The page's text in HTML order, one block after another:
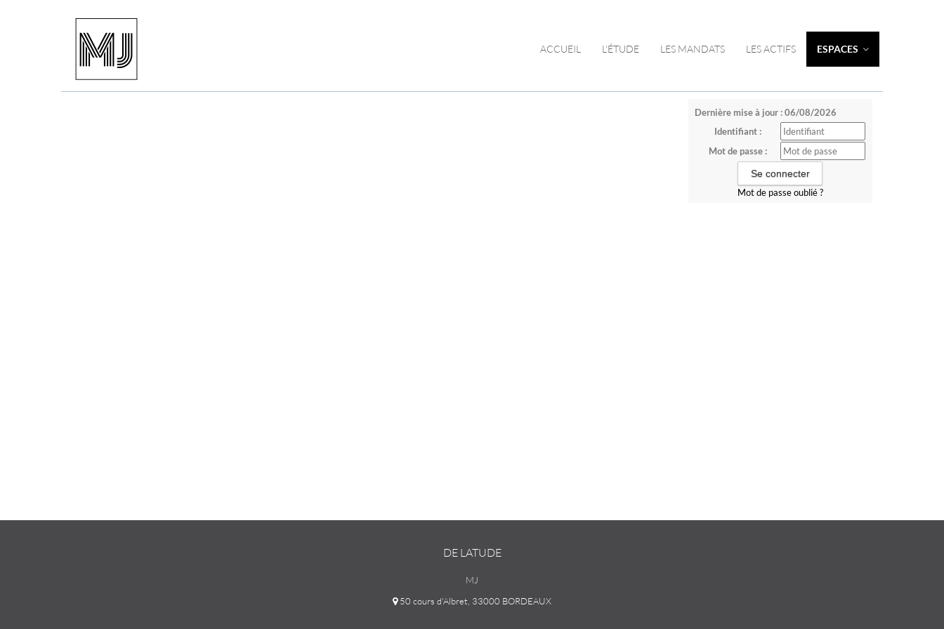
ACCUEIL L'ÉTUDE LES MANDATS LES ACTIFS ESPACES
Dernière mise à jour : 06/08/2026
Identifiant :
Mot de passe :
Mot de passe oublié ?
DE LATUDE
MJ
50 cours d'Albret, 33000 BORDEAUX